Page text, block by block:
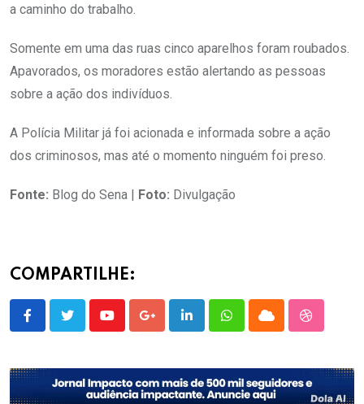
a caminho do trabalho.
Somente em uma das ruas cinco aparelhos foram roubados.
Apavorados, os moradores estão alertando as pessoas
sobre a ação dos indivíduos.
A Polícia Militar já foi acionada e informada sobre a ação
dos criminosos, mas até o momento ninguém foi preso.
Fonte: Blog do Sena | Foto: Divulgação
COMPARTILHE:
YoutubeGoogle+LinkedInWhatsappCloud